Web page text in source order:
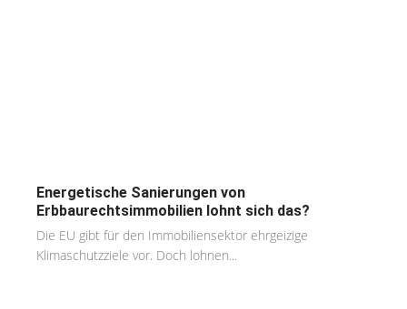
Energetische Sanierungen von
Erbbaurechtsimmobilien lohnt sich das?
Die EU gibt für den Immobiliensektor ehrgeizige
Klimaschutzziele vor. Doch lohnen...